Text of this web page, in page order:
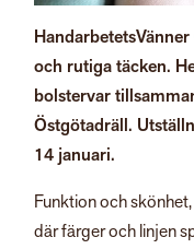
och rutiga täcken.
bolstervar
Östgötadräll.
14 januari.
Funktion och
där färger och linjen